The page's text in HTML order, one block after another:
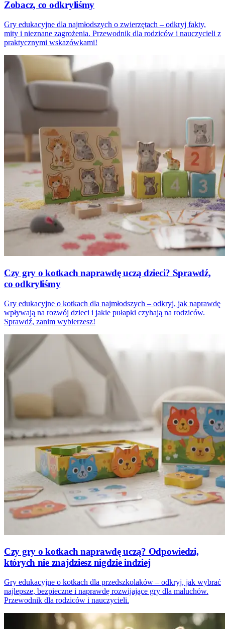
Zobacz, co odkryliśmy
Gry edukacyjne dla najmłodszych o zwierzętach – odkryj fakty,
mity i nieznane zagrożenia. Przewodnik dla rodziców i nauczycieli z
praktycznymi wskazówkami!
Czy gry o kotkach naprawdę uczą dzieci? Sprawdź,
co odkryliśmy
Gry edukacyjne o kotkach dla najmłodszych – odkryj, jak naprawdę
wpływają na rozwój dzieci i jakie pułapki czyhają na rodziców.
Sprawdź, zanim wybierzesz!
Czy gry o kotkach naprawdę uczą? Odpowiedzi,
których nie znajdziesz nigdzie indziej
Gry edukacyjne o kotkach dla przedszkolaków – odkryj, jak wybrać
najlepsze, bezpieczne i naprawdę rozwijające gry dla maluchów.
Przewodnik dla rodziców i nauczycieli.